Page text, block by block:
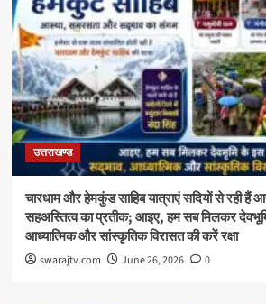
उत्तराखण्ड
चारधाम और हेमकुंड साहिब यात्राएं सदियों से रही
सहअस्तित्व का प्रतीक; आइए, हम सब मिलकर
आध्यात्मिक और सांस्कृतिक विरासत की करें रक्षा
swarajtv.com June 26, 2026 0